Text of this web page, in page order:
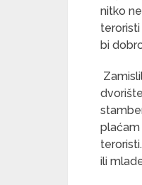
nitko
bi
plaćam
ili